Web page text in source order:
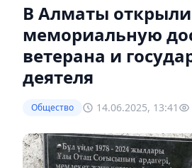
В Алматы открыли
мемориальную
ветерана и
деятеля
Общество 14.06.2025, 13:41